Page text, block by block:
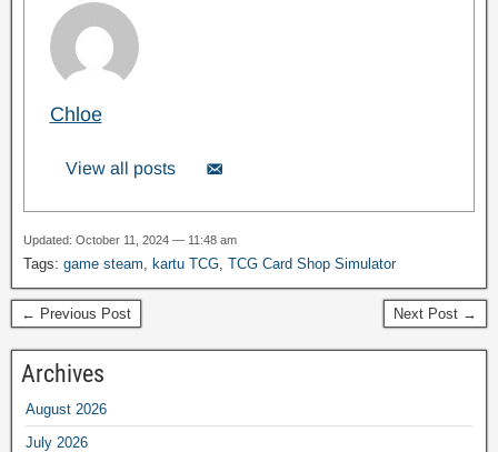
Chloe
View all posts
Updated: October 11, 2024 — 11:48 am
Tags: game steam kartu TCG TCG Card Shop Simulator
← Previous Post Next Post →
Archives
August 2026
July 2026